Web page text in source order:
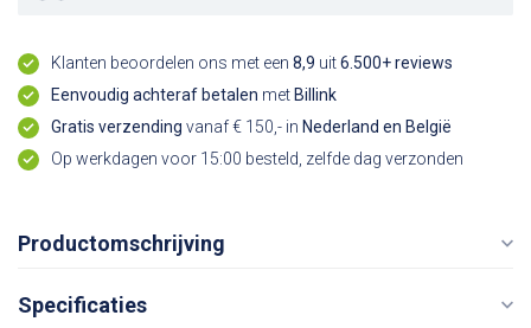
Klanten beoordelen ons met een 8,9 uit6.500+ reviews
Eenvoudig achteraf betalen met Billink
Gratis verzending vanaf € 150,- in Nederland en België
Op werkdagen voor 15:00 besteld, zelfde dag verzonden
Productomschrijving
Specificaties